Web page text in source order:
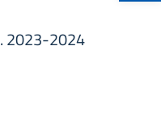
2023-2024